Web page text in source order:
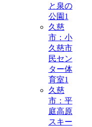
と泉の
公園 1
久慈
市：小
久慈市
民セン
ター体
育室1
久慈
市：平
庭高原
スキー